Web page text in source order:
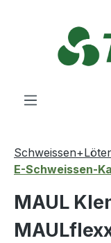
E-Schweissen-
MAUL